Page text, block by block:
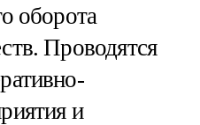
оборота
Проводятся
и